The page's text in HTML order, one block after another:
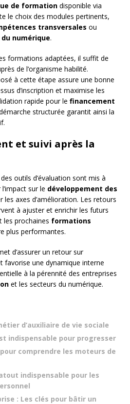
de formation disponible via
le choix des modules pertinents,
transversales ou
numérique.
formations adaptées, il suffit de
de l’organisme habilité.
à cette étape assure une bonne
d’inscription et maximise les
rapide pour le financement
structurée garantit ainsi la
et suivi après la
outils d’évaluation sont mis à
sur le développement des
les axes d’amélioration. Les retours
à ajuster et enrichir les futurs
les prochaines formations
plus performantes.
d’assurer un retour sur
favorise une dynamique interne
à la pérennité des entreprises
et les secteurs du numérique.
d’auxiliaire de vie sociale
indispensable pour progresser
comprendre les moteurs de
indispensable pour les
: Les clés pour bâtir un